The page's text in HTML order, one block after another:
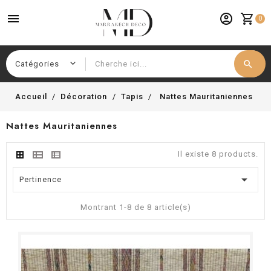
menu shopping_cart 0
account_circle
search
Accueil Décoration Tapis Nattes Mauritaniennes
Nattes Mauritaniennes
Il existe 8 products.
Pertinence 
Montrant 1-8 de 8 article(s)